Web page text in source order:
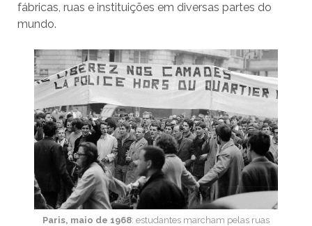
fábricas, ruas e instituições em diversas partes do
mundo.
Paris, maio de 1968: estudantes marcham pelas ruas